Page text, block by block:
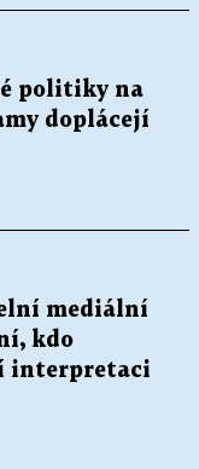
politiky na
doplácejí
mediální
kdo
interpretaci